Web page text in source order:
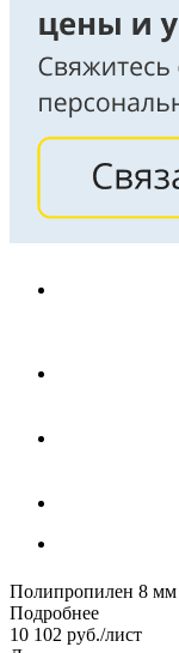
Полипропилен 8 мм
Подробнее
10 102 руб./лист